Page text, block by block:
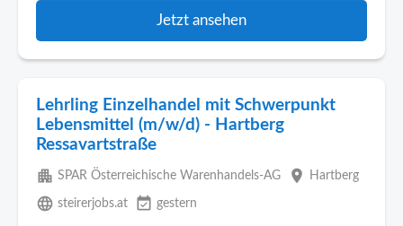
Jetzt ansehen
Lehrling Einzelhandel mit Schwerpunkt
Lebensmittel (m/w/d) - Hartberg
Ressavartstraße
apartment SPAR Österreichische Warenhandels-AG place Hartberg
language steirerjobs.at event_available gestern